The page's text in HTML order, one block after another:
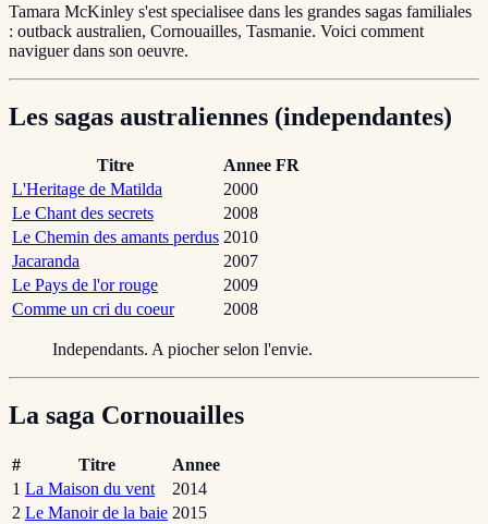
Tamara McKinley s'est specialisee dans les grandes sagas familiales
: outback australien, Cornouailles, Tasmanie. Voici comment
naviguer dans son oeuvre.
Les sagas australiennes (independantes)
Titre
Annee FR
L'Heritage de Matilda
2000
Le Chant des secrets
2008
Le Chemin des amants perdus 2010
Jacaranda
2007
Le Pays de l'or rouge
2009
Comme un cri du coeur
2008
Independants. A piocher selon l'envie.
La saga Cornouailles
# Titre
Annee
1 La Maison du vent
2014
2 Le Manoir de la baie 2015